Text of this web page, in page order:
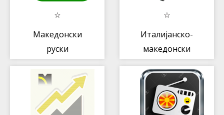
Македонски
руски
Италијанско-
македонски